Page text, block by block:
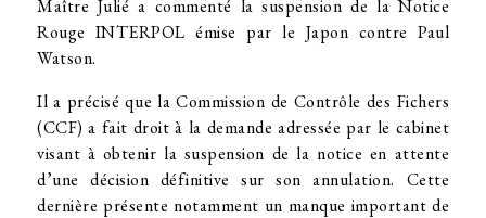
Maître Julié a commenté la suspension de la Notice
Rouge INTERPOL émise par le Japon contre Paul
Watson.
Il a précisé que la Commission de Contrôle des Fichers
(CCF) a fait droit à la demande adressée par le cabinet
visant à obtenir la suspension de la notice en attente
d’une décision définitive sur son annulation. Cette
dernière présente notamment un manque important de